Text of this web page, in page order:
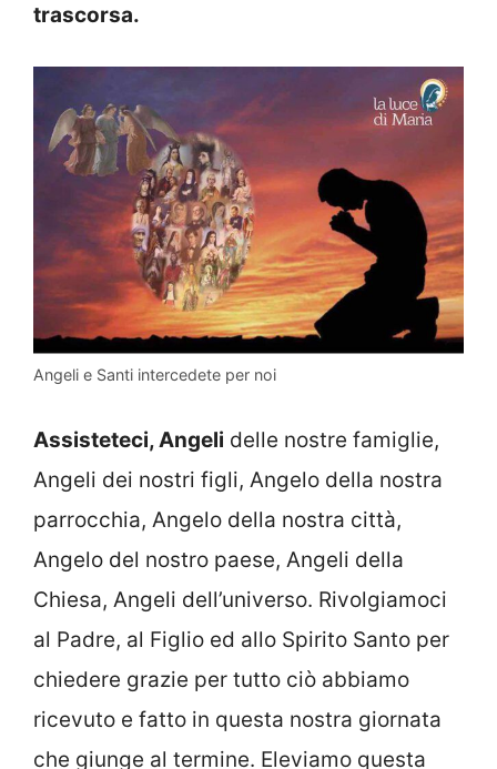
trascorsa.
Angeli e Santi intercedete per noi
Assisteteci, Angeli delle nostre famiglie,
Angeli dei nostri figli, Angelo della nostra
parrocchia, Angelo della nostra città,
Angelo del nostro paese, Angeli della
Chiesa, Angeli dell’universo. Rivolgiamoci
al Padre, al Figlio ed allo Spirito Santo per
chiedere grazie per tutto ciò abbiamo
ricevuto e fatto in questa nostra giornata
che giunge al termine. Eleviamo questa